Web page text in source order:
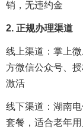
销，无违约金
2. 正规办理渠道
线上渠道： 掌上
方微信公众号、
激活
线下渠道：湖南
套餐，适合老年